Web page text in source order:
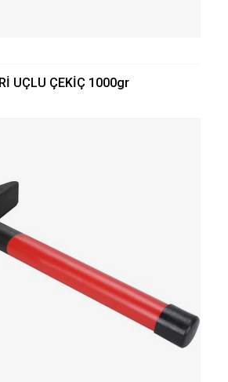
UÇLU ÇEKİÇ 1000gr